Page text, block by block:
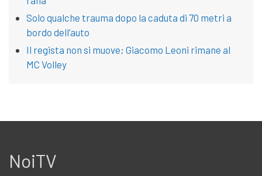
Solo qualche trauma dopo la caduta di 70 metri a
bordo dell’auto
Il regista non si muove; Giacomo Leoni rimane al
MC Volley
NoiTV